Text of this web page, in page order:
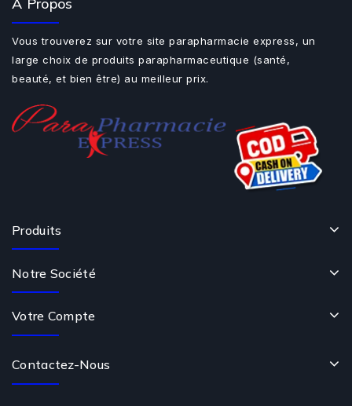
Vous trouverez sur votre site parapharmacie express, un
large choix de produits parapharmaceutique (santé,
beauté, et bien être) au meilleur prix.
Produits
Notre Société
Votre Compte
Contactez-Nous